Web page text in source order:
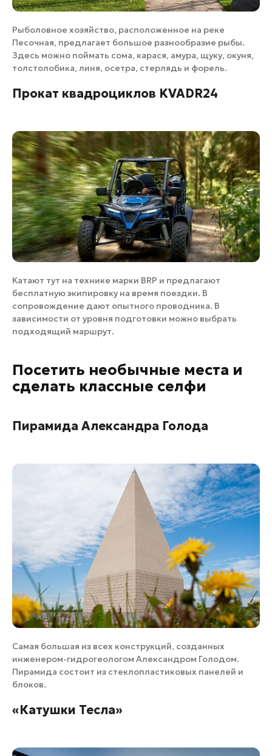
Рыболовное хозяйство, расположенное на реке
Песочная, предлагает большое разнообразие рыбы.
Здесь можно поймать сома, карася, амура, щуку, окуня,
толстолобика, линя, осетра, стерлядь и форель.
Прокат квадроциклов KVADR24
Катают тут на технике марки BRP и предлагают
бесплатную экипировку на время поездки. В
сопровождение дают опытного проводника. В
зависимости от уровня подготовки можно выбрать
подходящий маршрут.
Посетить необычные места и
сделать классные селфи
Пирамида Александра Голода
Самая большая из всех конструкций, созданных
инженером-гидрогеологом Александром Голодом.
Пирамида состоит из стеклопластиковых панелей и
блоков.
«Катушки Тесла»